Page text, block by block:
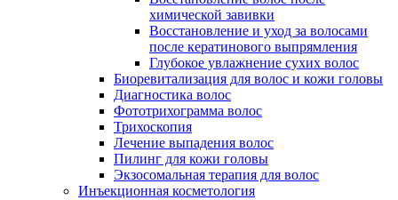
химической завивки
Восстановление и уход за волосами
после кератинового выпрямления
Глубокое увлажнение сухих волос
Биоревитализация для волос и кожи головы
Диагностика волос
Фототрихограмма волос
Трихоскопия
Лечение выпадения волос
Пилинг для кожи головы
Экзосомальная терапия для волос
Инъекционная косметология